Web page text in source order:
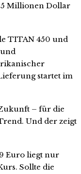
Millionen Dollar
TITAN 450 und
startet im
– für die
Und der zeigt
Euro liegt nur
Sollte die